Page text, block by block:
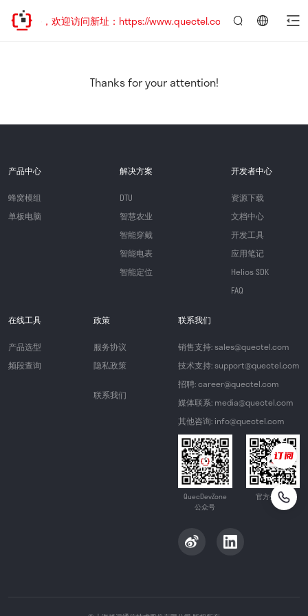
已迁移，欢迎访问新址：https://www.quectel.com.cn
Thanks for your attention!
产品中心
蜂窝模组
单板电脑
解决方案
DTU
智慧农业
智能穿戴
智能电表
智能定位
开发者中心
资源下载
文档中心
开发工具
应用笔记
Helios SDK
FAQ
在线工具
产品选型
频段查询
政策
服务协议
隐私政策
联系我们
联系我们
销售支持: sales@quectel.com
技术支持: support@quectel.com
招聘: career@quectel.com
媒体联系: media@quectel.com
其他咨询: info@quectel.com
QuecDevZone
公众号
官方公众号